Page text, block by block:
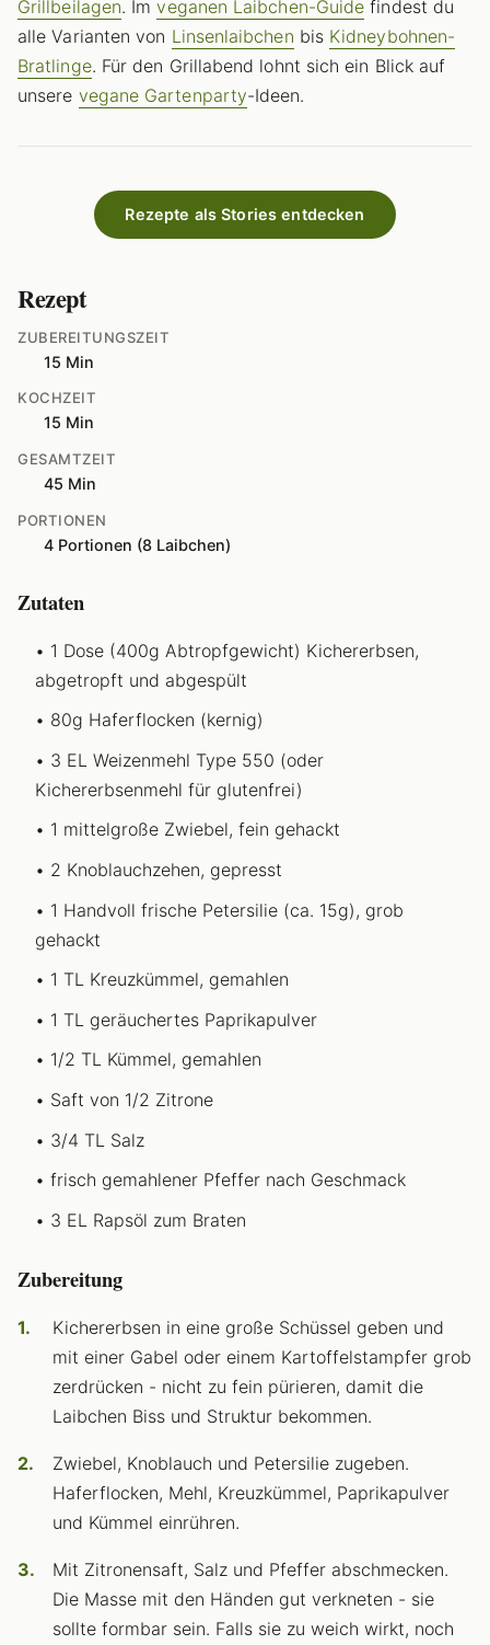
Grillbeilagen. Imveganen Laibchen-Guide findest du
alle Varianten von Linsenlaibchen bis Kidneybohnen-
Bratlinge. Für den Grillabend lohnt sich ein Blick auf
unsere vegane Gartenparty-Ideen.
Rezepte als Stories entdecken
Rezept
ZUBEREITUNGSZEIT
15 Min
KOCHZEIT
15 Min
GESAMTZEIT
45 Min
PORTIONEN
4 Portionen (8 Laibchen)
Zutaten
1 Dose (400g Abtropfgewicht) Kichererbsen,
abgetropft und abgespült
80g Haferflocken (kernig)
3 EL Weizenmehl Type 550 (oder
Kichererbsenmehl für glutenfrei)
1 mittelgroße Zwiebel, fein gehackt
2 Knoblauchzehen, gepresst
1 Handvoll frische Petersilie (ca. 15g), grob
gehackt
1 TL Kreuzkümmel, gemahlen
1 TL geräuchertes Paprikapulver
1/2 TL Kümmel, gemahlen
Saft von 1/2 Zitrone
3/4 TL Salz
frisch gemahlener Pfeffer nach Geschmack
3 EL Rapsöl zum Braten
Zubereitung
Kichererbsen in eine große Schüssel geben und
mit einer Gabel oder einem Kartoffelstampfer grob
zerdrücken - nicht zu fein pürieren, damit die
Laibchen Biss und Struktur bekommen.
Zwiebel, Knoblauch und Petersilie zugeben.
Haferflocken, Mehl, Kreuzkümmel, Paprikapulver
und Kümmel einrühren.
Mit Zitronensaft, Salz und Pfeffer abschmecken.
Die Masse mit den Händen gut verkneten - sie
sollte formbar sein. Falls sie zu weich wirkt, noch